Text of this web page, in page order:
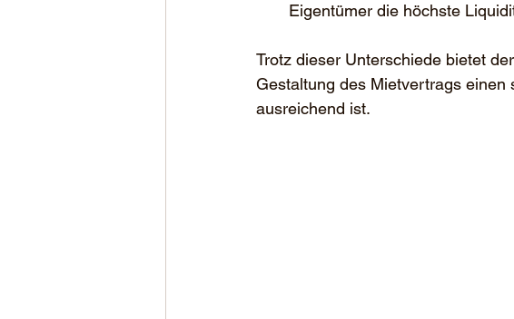
Eigentümer die höchste
Trotz dieser Unterschiede bietet
Gestaltung des Mietvertrags einen
ausreichend ist.